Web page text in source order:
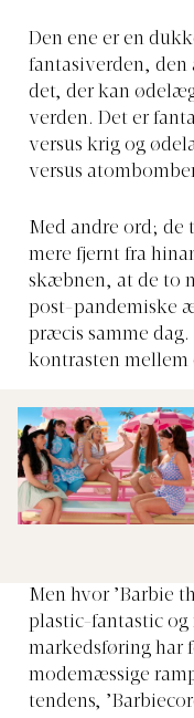
Den ene er en
fantasiverden, den
det, der kan
verden. Det er
versus krig og
versus
Med andre ord; de
mere fjernt fra
skæbnen, at de to
post-pandemiske
præcis samme
kontrasten mellem
Men hvor ’Barbie
plastic-fantastic og
markedsføring har
modemæssige
tendens,